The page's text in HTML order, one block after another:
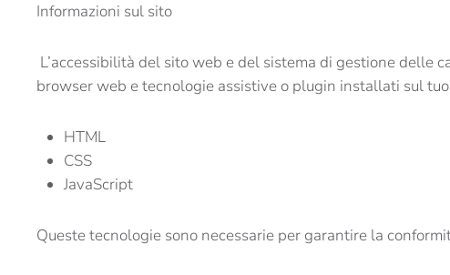
Informazioni sul sito
L’accessibilità del sito web e del sistema di gestione delle
browser web e tecnologie assistive o plugin installati sul
HTML
CSS
JavaScript
Queste tecnologie sono necessarie per garantire la